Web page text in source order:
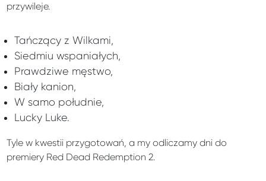
przywileje.
Tańczący z Wilkami,
Siedmiu wspaniałych,
Prawdziwe męstwo,
Biały kanion,
W samo południe,
Lucky Luke.
Tyle w kwestii przygotowań, a my odliczamy dni do
premiery Red Dead Redemption 2.